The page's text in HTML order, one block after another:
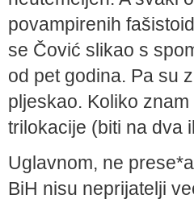
povampirenih
se Čović slikao s
od pet godina. Pa su
pljeskao. Koliko
trilokacije (biti na dva
Uglavnom, ne
BiH nisu neprijatelji